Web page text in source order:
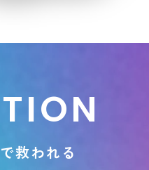
TION
で救われ る